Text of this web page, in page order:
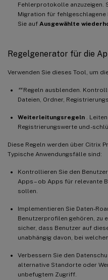
Fehlerprotokolle anzuzeigen.
Migration für fehlgeschlagene
Sie auf Ausgewählte
Regelgenerator für die
Verwenden Sie dieses Tool, um
**Regeln ausblenden.
Dateien, Ordner,
Weiterleitungsregeln .
Registrierungswerte und -
Diese Regeln werden über Citrix
Typische Anwendungsfälle sind:
Kontrollieren Sie den
Apps – ob Apps für relevante
sollen.
Implementieren Sie Daten-
Benutzerprofilen gehören, zu
sicher, dass Benutzer auf
unabhängig davon, bei
Verbessern Sie den
alternative Standorte oder
unbefugtem Zugriff.